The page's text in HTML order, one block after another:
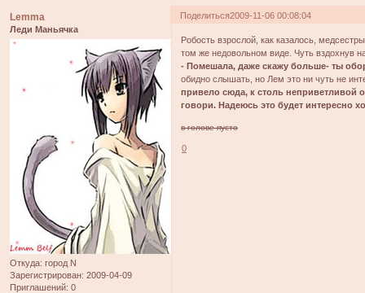
Поделиться2009-11-06 00:08:04
Lemma
Леди Маньячка
Откуда: город N
Зарегистрирован: 2009-04-09
Приглашений: 0
Робость взрослой, как казалось,
том же недовольном виде. Чуть вздохнув
- Помешала, даже скажу больше- ты
обидно слышать, но Лем это ни чуть не
привело сюда, к столь неприветливой
говори. Надеюсь это будет интересно
в голове пусто
0